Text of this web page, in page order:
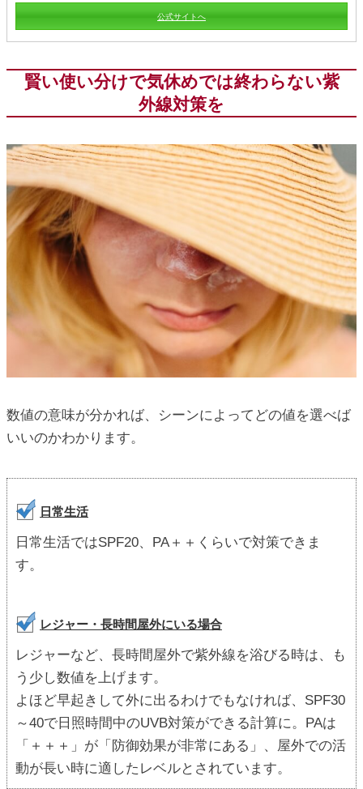
公式サイトへ
賢い使い分けで気休めでは終わらない紫
外線対策を
数値の意味が分かれば、シーンによってどの値を選べば
いいのかわかります。
日常生活
日常生活ではSPF20、PA＋＋くらいで対策できま
す。
レジャー・長時間屋外にいる場合
レジャーなど、長時間屋外で紫外線を浴びる時は、も
う少し数値を上げます。
よほど早起きして外に出るわけでもなければ、SPF30
～40で日照時間中のUVB対策ができる計算に。PAは
「＋＋＋」が「防御効果が非常にある」、屋外での活
動が長い時に適したレベルとされています。